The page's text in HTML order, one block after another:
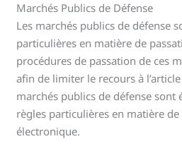
Marchés Publics de Défense
Les marchés publics de défense
particulières en matière de
procédures de passation de ces
afin de limiter le recours à
marchés publics de défense sont
règles particulières en matière
électronique.